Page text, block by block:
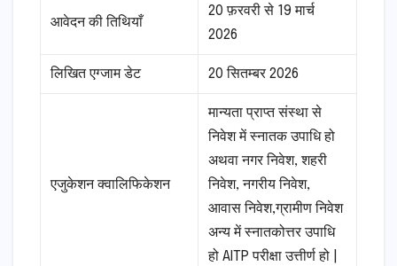
आवेदन की तिथियाँ
20 फ़रवरी से 19 मार्च
2026
लिखित एग्जाम डेट 20 सितम्बर 2026
एजुकेशन क्वालिफिकेशन
मान्यता प्राप्त संस्था से
निवेश में स्नातक उपाधि हो
अथवा नगर निवेश, शहरी
निवेश, नगरीय निवेश,
आवास निवेश,ग्रामीण निवेश
अन्य में स्नातकोत्तर उपाधि
हो AITP परीक्षा उत्तीर्ण हो |